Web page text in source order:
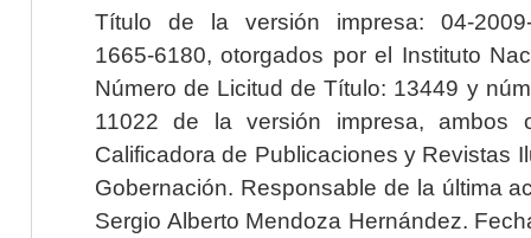
Título de la versión impresa: 04-2009-
1665-6180, otorgados por el Instituto
Número de Licitud de Título: 13449 y
11022 de la versión impresa, ambos
Calificadora de Publicaciones y Revistas
Gobernación. Responsable de la última
Sergio Alberto Mendoza Hernández.